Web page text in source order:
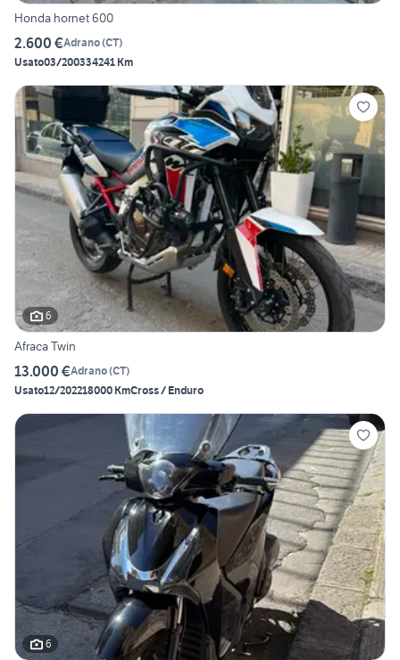
Honda hornet 600
2.600 €Adrano(CT)
Usato03/200334241 Km
6
Afraca Twin
13.000 €Adrano(CT)
Usato12/202218000 KmCross / Enduro
6